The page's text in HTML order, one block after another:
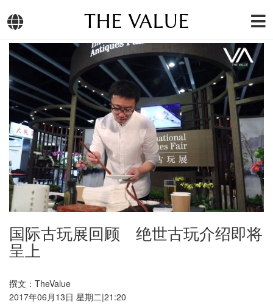
THE VALUE
国际古玩展回顾 绝世古玩介绍即将
呈上
撰文：TheValue
2017年06月13日 星期二|21:20